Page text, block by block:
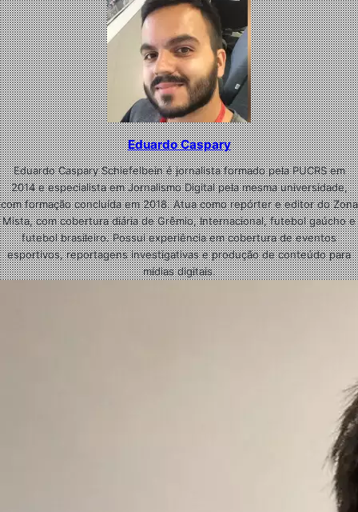
Eduardo Caspary
Eduardo Caspary Schiefelbein é jornalista formado pela PUCRS em
2014 e especialista em Jornalismo Digital pela mesma universidade,
com formação concluída em 2018. Atua como repórter e editor do Zona
Mista, com cobertura diária de Grêmio, Internacional, futebol gaúcho e
futebol brasileiro. Possui experiência em cobertura de eventos
esportivos, reportagens investigativas e produção de conteúdo para
mídias digitais.